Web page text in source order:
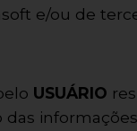
e/ou de
USUÁRIO